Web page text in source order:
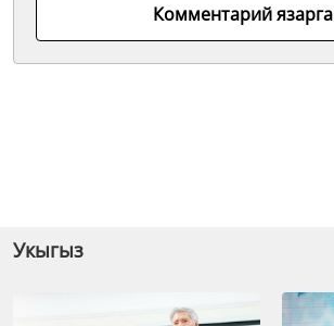
Комментарий язарга
Укыгыз